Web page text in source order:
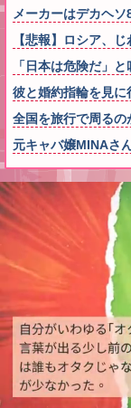
メーカーはデカヘ
【悲報】ロシア、
「日本は危険だ」
彼と婚約指輪を見
全国を旅行で周る
元キャバ嬢MINAさ